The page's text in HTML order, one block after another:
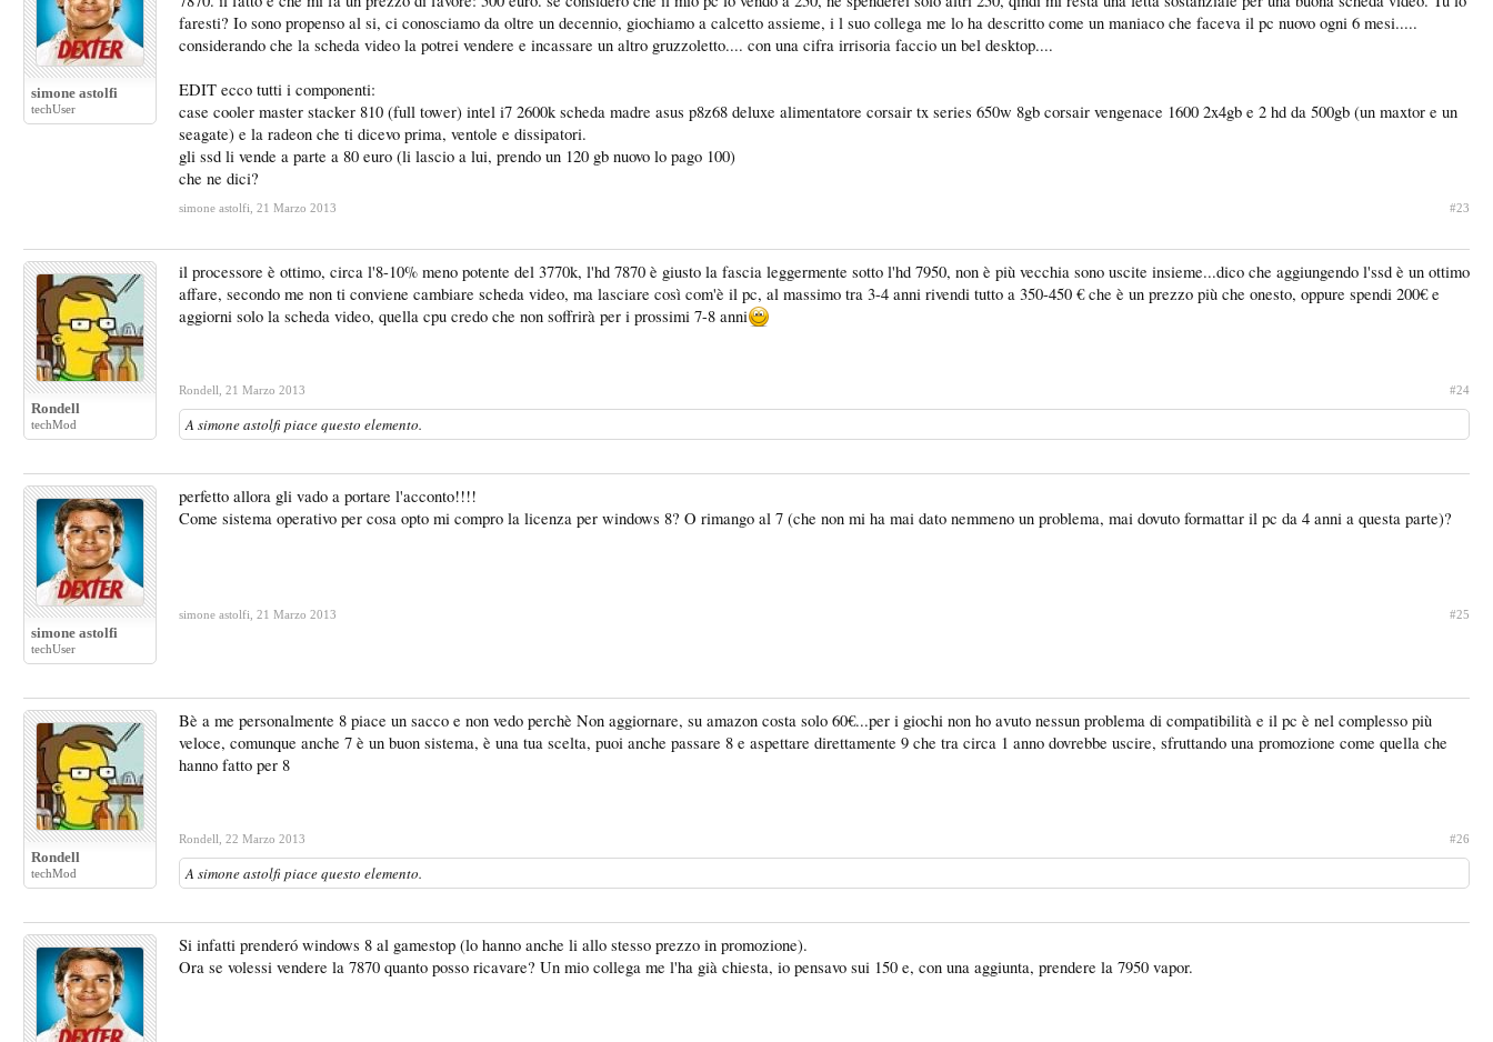
simone astolfi
techUser
faresti? Io sono propenso al si, ci conosciamo da oltre un decennio, giochiamo a calcetto assieme, i l suo collega me lo ha descritto come un maniaco che faceva il pc nuovo ogni 6 mesi.....
considerando che la scheda video la potrei vendere e incassare un altro gruzzoletto.... con una cifra irrisoria faccio un bel desktop....
EDIT ecco tutti i componenti:
case cooler master stacker 810 (full tower) intel i7 2600k scheda madre asus p8z68 deluxe alimentatore corsair tx series 650w 8gb corsair vengenace 1600 2x4gb e 2 hd da 500gb (un maxtor e un
seagate) e la radeon che ti dicevo prima, ventole e dissipatori.
gli ssd li vende a parte a 80 euro (li lascio a lui, prendo un 120 gb nuovo lo pago 100)
che ne dici?
simone astolfi 21 Marzo 2013 #23
Rondell
techMod
il processore è ottimo, circa l'8-10% meno potente del 3770k, l'hd 7870 è giusto la fascia leggermente sotto l'hd 7950, non è più vecchia sono uscite insieme...dico che aggiungendo l'ssd è un ottimo
affare, secondo me non ti conviene cambiare scheda video, ma lasciare così com'è il pc, al massimo tra 3-4 anni rivendi tutto a 350-450 € che è un prezzo più che onesto, oppure spendi 200€ e
aggiorni solo la scheda video, quella cpu credo che non soffrirà per i prossimi 7-8 anni
Rondell 21 Marzo 2013 #24
A simone astolfi piace questo elemento.
simone astolfi
techUser
perfetto allora gli vado a portare l'acconto!!!!
Come sistema operativo per cosa opto mi compro la licenza per windows 8? O rimango al 7 (che non mi ha mai dato nemmeno un problema, mai dovuto formattar il pc da 4 anni a questa parte)?
simone astolfi 21 Marzo 2013 #25
Rondell
techMod
Bè a me personalmente 8 piace un sacco e non vedo perchè Non aggiornare, su amazon costa solo 60€...per i giochi non ho avuto nessun problema di compatibilità e il pc è nel complesso più
veloce, comunque anche 7 è un buon sistema, è una tua scelta, puoi anche passare 8 e aspettare direttamente 9 che tra circa 1 anno dovrebbe uscire, sfruttando una promozione come quella che
hanno fatto per 8
Rondell 22 Marzo 2013 #26
A simone astolfi piace questo elemento.
Si infatti prenderó windows 8 al gamestop (lo hanno anche li allo stesso prezzo in promozione).
Ora se volessi vendere la 7870 quanto posso ricavare? Un mio collega me l'ha già chiesta, io pensavo sui 150 e, con una aggiunta, prendere la 7950 vapor.